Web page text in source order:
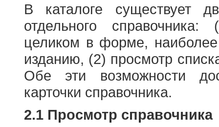
В каталоге существует
отдельного
целиком в форме,
изданию, (2) просмотр
Обе эти возможности
карточки справочника.
2.1 Просмотр справочника